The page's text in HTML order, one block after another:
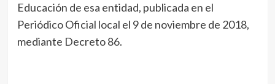
Educación de esa entidad, publicada en el
Periódico Oficial local el 9 de noviembre de 2018,
mediante Decreto 86.